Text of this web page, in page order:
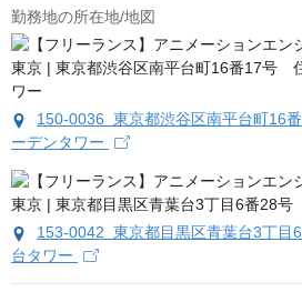
勤務地の所在地/地図
150-0036 東京都渋谷区南平台町16
ーデンタワー
153-0042 東京都目黒区青葉台3丁
台タワー